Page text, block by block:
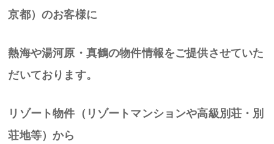
京都）のお客様に
熱海や湯河原・真鶴の物件情報をご提供させていた
だいております。
リゾート物件（リゾートマンションや高級別荘・別
荘地等）から